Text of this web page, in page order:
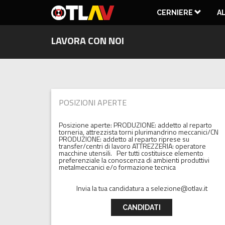
CERNIERE
INVISIBILI REGOLABILI A
LAVORA CON NOI
POSIZIONI APERTE
Posizione aperte: PRODUZIONE: addetto al reparto
torneria, attrezzista torni plurimandrino meccanici/CN
PRODUZIONE: addetto al reparto riprese su
transfer/centri di lavoro ATTREZZERIA: operatore
macchine utensili. Per tutti costituisce elemento
preferenziale la conoscenza di ambienti produttivi
metalmeccanici e/o formazione tecnica
Invia la tua candidatura a selezione@otlav.it
CANDIDATI